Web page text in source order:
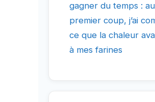
gagner du temps : au
premier coup, j’ai
ce que la chaleur
à mes farines